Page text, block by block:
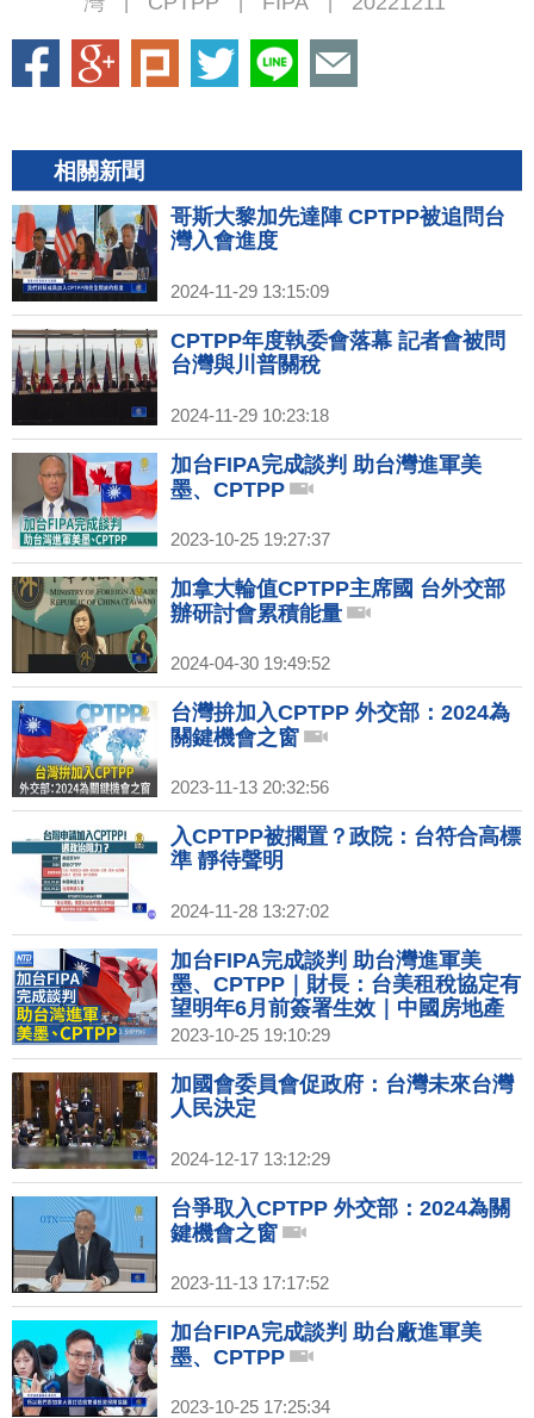
相關新聞
哥斯大黎加先達陣 CPTPP被追問台
灣入會進度
2024-11-29 13:15:09
CPTPP年度執委會落幕 記者會被問
台灣與川普關稅
2024-11-29 10:23:18
加台FIPA完成談判 助台灣進軍美
墨、CPTPP
2023-10-25 19:27:37
加拿大輪值CPTPP主席國 台外交部
辦研討會累積能量
2024-04-30 19:49:52
台灣拚加入CPTPP 外交部：2024為
關鍵機會之窗
2023-11-13 20:32:56
入CPTPP被擱置？政院：台符合高標
準 靜待聲明
2024-11-28 13:27:02
加台FIPA完成談判 助台灣進軍美
墨、CPTPP｜財長：台美租稅協定有
望明年6月前簽署生效｜中國房地產
又爆雷 碧桂園美元債券首度違約！
2023-10-25 19:10:29
加國會委員會促政府：台灣未來台灣
人民決定
2024-12-17 13:12:29
台爭取入CPTPP 外交部：2024為關
鍵機會之窗
2023-11-13 17:17:52
加台FIPA完成談判 助台廠進軍美
墨、CPTPP
2023-10-25 17:25:34